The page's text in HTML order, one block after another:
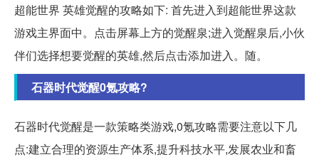
超能世界 英雄觉醒的攻略如下: 首先进入到超能世界这款
游戏主界面中。点击屏幕上方的觉醒泉;进入觉醒泉后,小伙
伴们选择想要觉醒的英雄,然后点击添加进入。随。
石器时代觉醒0氪攻略?
石器时代觉醒是一款策略类游戏,0氪攻略需要注意以下几
点:建立合理的资源生产体系,提升科技水平,发展农业和畜